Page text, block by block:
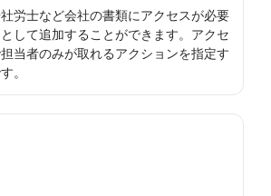
労士など会社の書類にアクセスが必要
して追加することができます。アクセ
当者のみが取れるアクションを指定す
。